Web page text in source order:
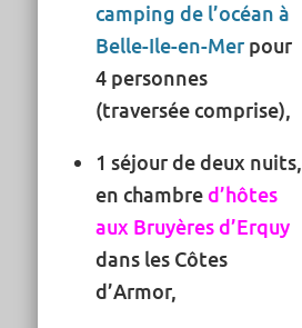
camping de l’océan à
Belle-Ile-en-Mer pour
4 personnes
(traversée comprise),
1 séjour de deux nuits,
en chambred’hôtes
aux Bruyères d’Erquy
dans les Côtes
d’Armor,